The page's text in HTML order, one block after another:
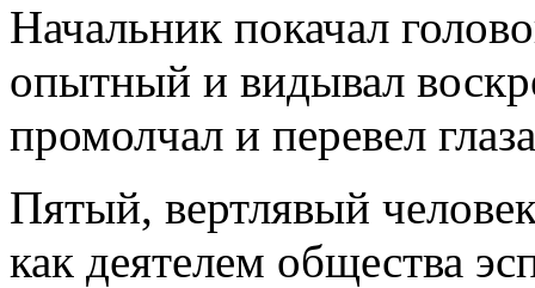
Начальник покачал
опытный и видывал
промолчал и перевел
Пятый, вертлявый
как деятелем общества